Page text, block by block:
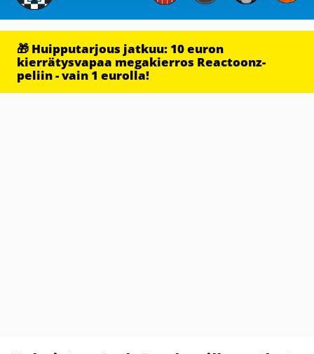
🎁 Huipputarjous jatkuu: 10 euron
kierrätysvapaa megakierros Reactoonz-
peliin - vain 1 eurolla!